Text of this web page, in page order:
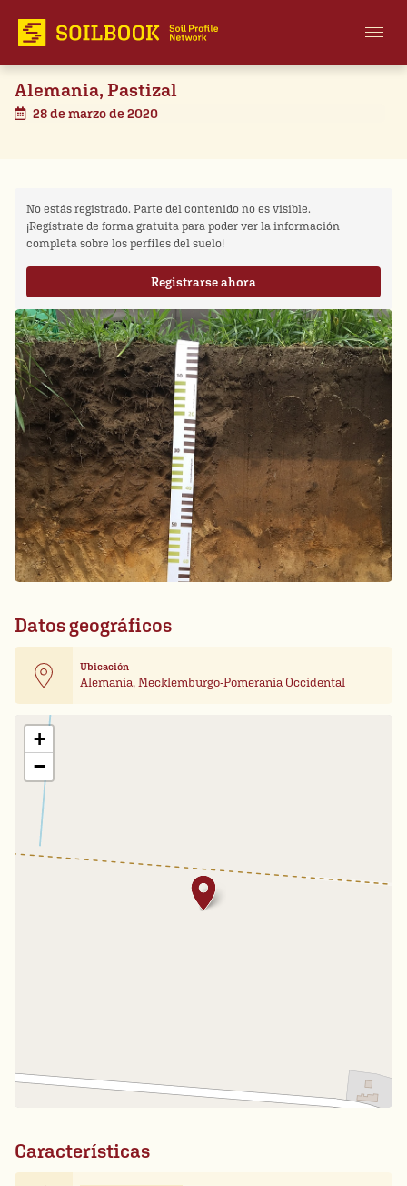
Alemania, Pastizal
28 de marzo de 2020
No estás registrado. Parte del contenido no es visible.
¡Regístrate de forma gratuita para poder ver la información
completa sobre los perfiles del suelo!
Registrarse ahora
Datos geográficos
Ubicación
Alemania, Mecklemburgo-Pomerania Occidental
+
−
Características